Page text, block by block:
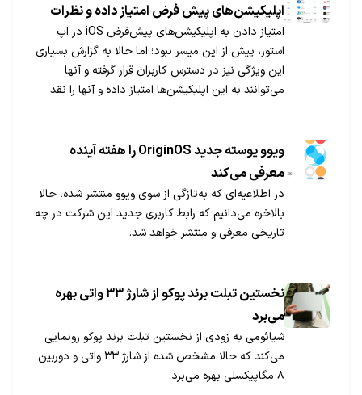
اپلیکیشن‌های پیش فرض امتیاز داده و نظرات
خود را درباره آنها بنویسند
امتیاز دادن به اپلیکیشن‌های پیش‌فرض iOS در اپ
استور، پیش از این میسر نبود؛ اما حالا به گزارش بسیاری
این ویژگی نیز در دسترس کاربران قرار گرفته و آنها
می‌توانند به این اپلیکیشن‌ها امتیاز داده و آنها را نقد
ویوو پوسته جدید OriginOS را هفته آینده
معرفی می‌کند
در اطلاعیه‌ای که به‌تازگی از سوی ویوو منتشر شده، حالا
بالاخره می‌دانیم که رابط کاربری جدید این شرکت در چه
تاریخی معرفی و منتشر خواهد شد.
نخستین تبلت برند پوکو از شارژ ۳۳ واتی بهره
می‌برد
شیائومی به زودی از نخستین تبلت برند پوکو رونمایی
می‌کند که حالا مشخص شده از شارژ ۳۳ واتی و دوربین
۸ مگاپیکسلی بهره می‌برد.